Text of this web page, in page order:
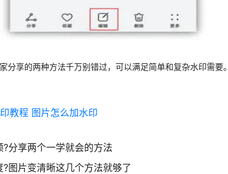
分享的两种方法千万别错过，可以满足简单和复杂水印需要。
教程 图片怎么加水印
分享两个一学就会的方法
图片变清晰这几个方法就够了